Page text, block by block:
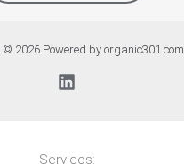
2026 Powered by organic301.com
Serviços: